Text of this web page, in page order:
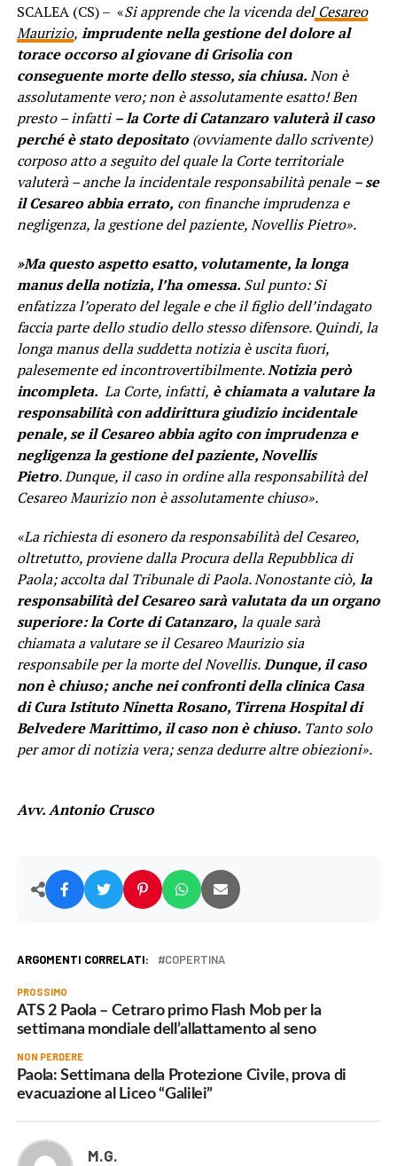
SCALEA (CS) – «Si apprende che la vicenda delCesareo
Maurizio, imprudente nella gestione del dolore al
torace occorso al giovane di Grisolia con
conseguente morte dello stesso, sia chiusa.Non è
assolutamente vero; non è assolutamente esatto!Ben
presto – infatti – la Corte di Catanzaro valuterà il caso
perché è stato depositato(ovviamente dallo scrivente)
corposo atto a seguito del quale la Corte territoriale
valuterà – anche la incidentale responsabilità penale – se
il Cesareo abbia errato, con finanche imprudenza e
negligenza, la gestione del paziente, Novellis Pietro».
»Ma questo aspetto esatto, volutamente, la longa
manus della notizia, l’ha omessa. Sul punto:Si
enfatizza l’operato del legale e che il figlio dell’indagato
faccia parte dello studio dello stesso difensore. Quindi, la
longa manus della suddetta notizia è uscita fuori,
palesemente ed incontrovertibilmente.Notizia però
incompleta. La Corte, infatti, è chiamata a valutare la
responsabilità con addirittura giudizio incidentale
penale, se il Cesareo abbia agito con imprudenza e
negligenza la gestione del paziente, Novellis
Pietro.Dunque, il caso in ordine alla responsabilità del
Cesareo Maurizio non è assolutamente chiuso».
«La richiesta di esonero da responsabilità del Cesareo,
oltretutto, proviene dalla Procura della Repubblica di
Paola; accolta dal Tribunale di Paola. Nonostante ciò, la
responsabilità del Cesareo sarà valutata da un organo
superiore: la Corte di Catanzaro, la quale sarà
chiamata a valutare se il Cesareo Maurizio sia
responsabile per la morte del Novellis.Dunque, il caso
non è chiuso; anche nei confronti della clinica Casa
di Cura Istituto Ninetta Rosano, Tirrena Hospital di
Belvedere Marittimo, il caso non è chiuso. Tanto solo
per amor di notizia vera; senza dedurre altre obiezioni».
Avv. Antonio Crusco
ARGOMENTI CORRELATI: COPERTINA
PROSSIMO
ATS 2 Paola – Cetraro primo Flash Mob per la
settimana mondiale dell’allattamento al seno
NON PERDERE
Paola: Settimana della Protezione Civile, prova di
evacuazione al Liceo “Galilei”
M.G.